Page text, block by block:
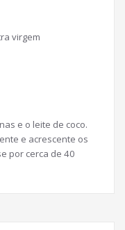
virgem
e o leite de coco.
e acrescente os
por cerca de 40